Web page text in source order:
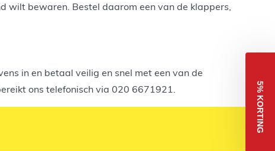
wilt bewaren. Bestel daarom een van de klappers,
in en betaal veilig en snel met een van de
ons telefonisch via 020 6671921. 5% KORTING